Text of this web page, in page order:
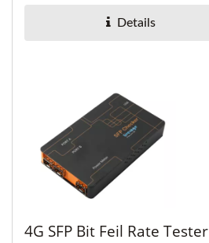
Details
4G SFP Bit Feil Rate Tester